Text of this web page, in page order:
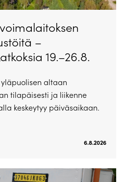
–
19.–26.8.
altaan
tilapäisesti ja liikenne
keskeytyy päiväsaikaan.
6.8.2026